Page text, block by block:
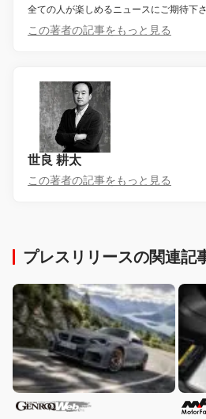
全ての人が楽しめるニュースにご期待下さ
この著者の記事をもっと見る
世良 耕太
この著者の記事をもっと見る
プレスリリースの関連記